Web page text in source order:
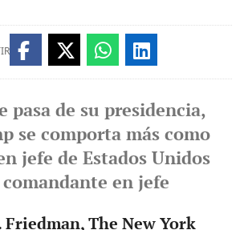
pasa de su presidencia,
se comporta más como
jefe de Estados Unidos
en jefe
Friedman, The New York